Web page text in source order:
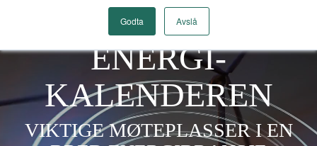
Godta Avslå
ENERGI­
KALENDEREN
VIKTIGE MØTEPLASSER I EN